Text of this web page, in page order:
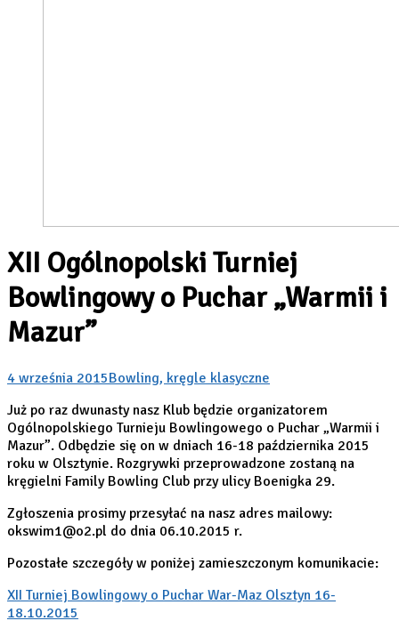
XII Ogólnopolski Turniej
Bowlingowy o Puchar „Warmii i
Mazur”
4 września 2015Bowling, kręgle klasyczne
Już po raz dwunasty nasz Klub będzie organizatorem
Ogólnopolskiego Turnieju Bowlingowego o Puchar „Warmii i
Mazur”. Odbędzie się on w dniach 16-18 października 2015
roku w Olsztynie. Rozgrywki przeprowadzone zostaną na
kręgielni Family Bowling Club przy ulicy Boenigka 29.
Zgłoszenia prosimy przesyłać na nasz adres mailowy:
okswim1@o2.pl do dnia 06.10.2015 r.
Pozostałe szczegóły w poniżej zamieszczonym komunikacie:
XII Turniej Bowlingowy o Puchar War-Maz Olsztyn 16-
18.10.2015